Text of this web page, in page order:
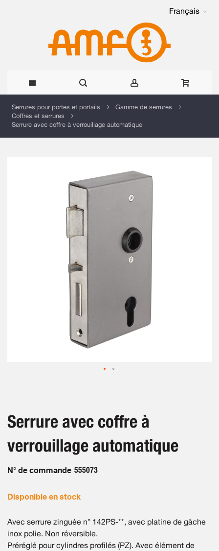
Français
Allez
au
Serrures pour portes et portails
Gamme de serrures
Coffres et serrures
Serrure avec coffre à verrouillage automatique
beginning
of
images
Serrure avec coffre à
verrouillage automatique
N° de commande 555073
Disponible en stock
Avec serrure zinguée n° 142PS-**, avec platine de gâche
inox polie. Non réversible.
Préréglé pour cylindres profilés (PZ). Avec élément de